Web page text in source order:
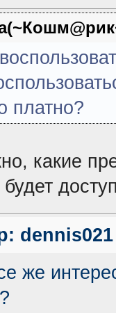
платно?
какие
dennis021
же